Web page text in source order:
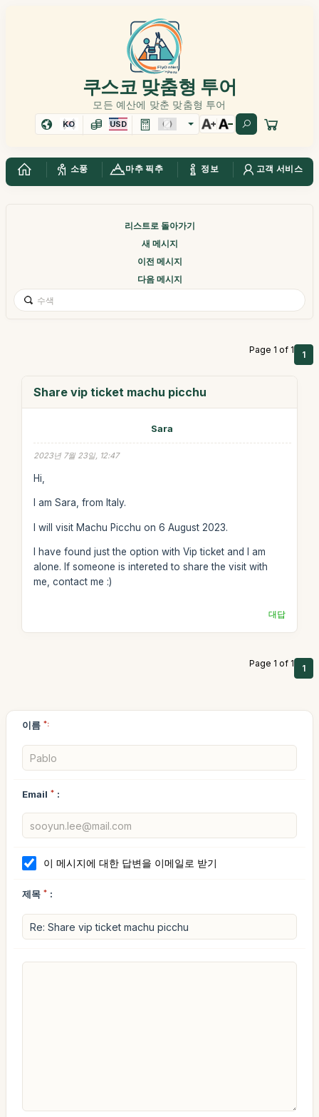
쿠스코 맞춤형 투어
모든 예산에 맞춘 맞춤형 투어
KO USD
소풍 마추 픽추 정보 고객 서비스
리스트로 돌아가기
새 메시지
이전 메시지
다음 메시지
Page 1 of 1 1
Share vip ticket machu picchu
Sara
2023년 7월 23일, 12:47
Hi,
I am Sara, from Italy.
I will visit Machu Picchu on 6 August 2023.
I have found just the option with Vip ticket and I am
alone. If someone is intereted to share the visit with
me, contact me :)
대답
Page 1 of 1 1
이름 *:
Email * :
이 메시지에 대한 답변을 이메일로 받기
제목 * :